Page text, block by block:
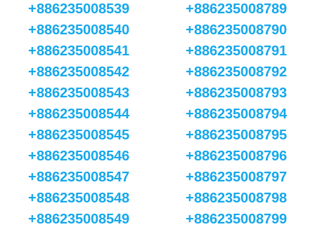
+886235008539
+886235008540
+886235008541
+886235008542
+886235008543
+886235008544
+886235008545
+886235008546
+886235008547
+886235008548
+886235008549
+886235008789
+886235008790
+886235008791
+886235008792
+886235008793
+886235008794
+886235008795
+886235008796
+886235008797
+886235008798
+886235008799